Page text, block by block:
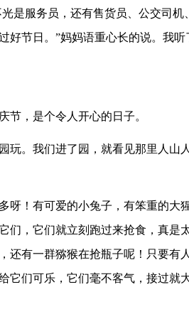
是服务员，还有售货员、公交司
好节日。”妈妈语重心长的说。我
节，是个令人开心的日子。
玩。我们进了园，就看见那里人山
呀！有可爱的小兔子，有笨重的大
们，它们就立刻跑过来抢食，真是
还有一群猕猴在抢瓶子呢！只要有
它们可乐，它们毫不客气，接过就